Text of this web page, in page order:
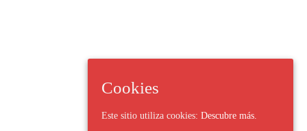
Cookies
Este sitio utiliza cookies: Descubre más.